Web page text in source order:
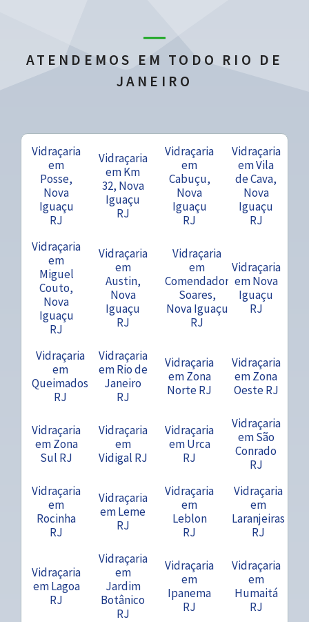
ATENDEMOS EM TODO RIO DE
JANEIRO
Vidraçaria
em
Posse,
Nova
Iguaçu
RJ
Vidraçaria
em Km
32, Nova
Iguaçu
RJ
Vidraçaria
em
Cabuçu,
Nova
Iguaçu
RJ
Vidraçaria
em Vila
de Cava,
Nova
Iguaçu
RJ
Vidraçaria
em
Miguel
Couto,
Nova
Iguaçu
RJ
Vidraçaria
em
Austin,
Nova
Iguaçu
RJ
Vidraçaria
em
Comendador
Soares,
Nova Iguaçu
RJ
Vidraçaria
em Nova
Iguaçu
RJ
Vidraçaria
em
Queimados
RJ
Vidraçaria
em Rio de
Janeiro
RJ
Vidraçaria
em Zona
Norte RJ
Vidraçaria
em Zona
Oeste RJ
Vidraçaria
em Zona
Sul RJ
Vidraçaria
em
Vidigal RJ
Vidraçaria
em Urca
RJ
Vidraçaria
em São
Conrado
RJ
Vidraçaria
em
Rocinha
RJ
Vidraçaria
em Leme
RJ
Vidraçaria
em
Leblon
RJ
Vidraçaria
em
Laranjeiras
RJ
Vidraçaria
em Lagoa
RJ
Vidraçaria
em
Jardim
Botânico
RJ
Vidraçaria
em
Ipanema
RJ
Vidraçaria
em
Humaitá
RJ